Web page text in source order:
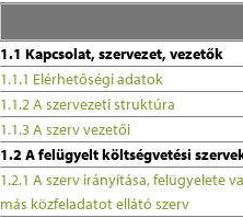
1.1 Kapcsolat, szervezet, vezetők
1.1.1 Elérhetőségi adatok
1.1.2 A szervezeti struktúra
1.1.3 A szerv vezetői
1.2 A felügyelt költségvetési
1.2.1 A szerv irányítása, felügyelete
más közfeladatot ellátó szerv